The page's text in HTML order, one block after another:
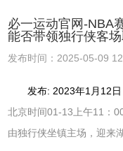
必一运动官网-NBA
能否带领独行侠客场
发布时间：2025-05-09
发布: 2023年1月12日
北京时间01-13上午11：
由独行侠坐镇主场，迎来